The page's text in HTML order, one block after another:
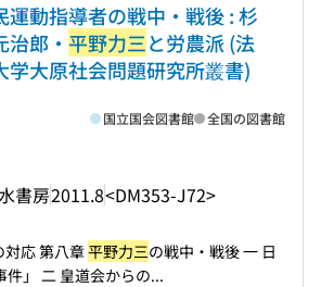
運動指導者の戦中・戦後 : 杉
治郎・ 平野力三と労農派 (法
学大原社会問題研究所叢書)
書房2011.8<DM353-J72>
国立国会図書館 全国の図書館
応 第八章平野力三の戦中・戦後 一 日
」 二 皇道会からの...